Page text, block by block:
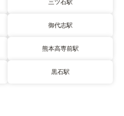
三ツ石駅
御代志駅
熊本高専前駅
黒石駅